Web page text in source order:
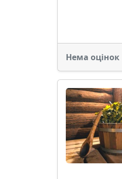
Нема оцінок